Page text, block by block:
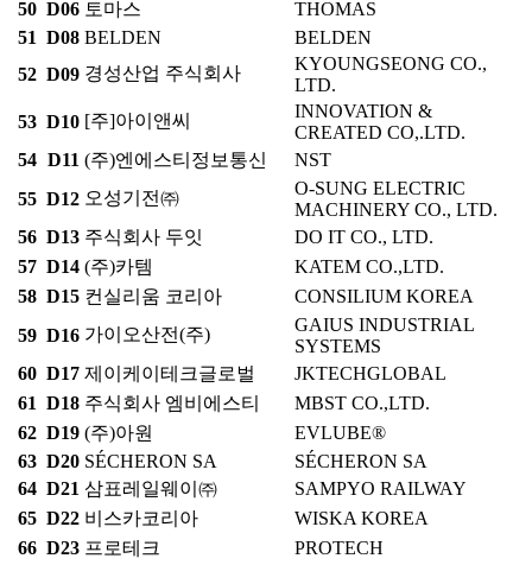
50 D06 토마스
THOMAS
51 D08 BELDEN
BELDEN
52 D09 경성산업 주식회사
KYOUNGSEONG CO.,
LTD.
53 D10 [주]아이앤씨
INNOVATION &
CREATED CO,.LTD.
54 D11 (주)엔에스티정보통신
NST
55 D12 오성기전㈜
O-SUNG ELECTRIC
MACHINERY CO., LTD.
56 D13 주식회사 두잇
DO IT CO., LTD.
57 D14 (주)카템
KATEM CO.,LTD.
58 D15 컨실리움 코리아
CONSILIUM KOREA
59 D16 가이오산전(주)
GAIUS INDUSTRIAL
SYSTEMS
60 D17 제이케이테크글로벌
JKTECHGLOBAL
61 D18 주식회사 엠비에스티
MBST CO.,LTD.
62 D19 (주)아원
EVLUBE®
63 D20 SÉCHERON SA
SÉCHERON SA
64 D21 삼표레일웨이㈜
SAMPYO RAILWAY
65 D22 비스카코리아
WISKA KOREA
66 D23 프로테크 PROTECH